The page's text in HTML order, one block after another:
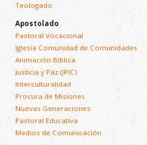
Teologado
Apostolado
Pastoral Vocacional
Iglesia Comunidad de Comunidades
Animación Bíblica
Justicia y Paz (JPIC)
Interculturalidad
Procura de Misiones
Nuevas Generaciones
Pastoral Educativa
Medios de Comunicación